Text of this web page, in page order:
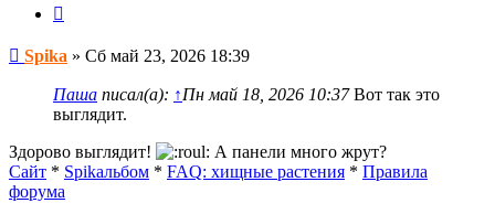
Сообщение
Spika » Сб май 23, 2026 18:39
Паша писал(а): ↑Пн май 18, 2026 10:37Вот так это
выглядит.
Здорово выглядит!
А панели много жрут?
Сайт * Spikальбом * FAQ: хищные растения * Правила
форума